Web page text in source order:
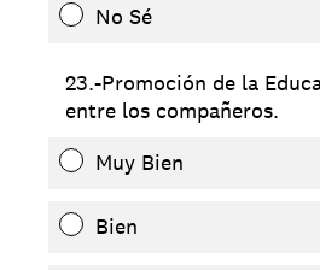
No Sé
23.-Promoción de la
entre los compañeros.
Muy Bien
Bien